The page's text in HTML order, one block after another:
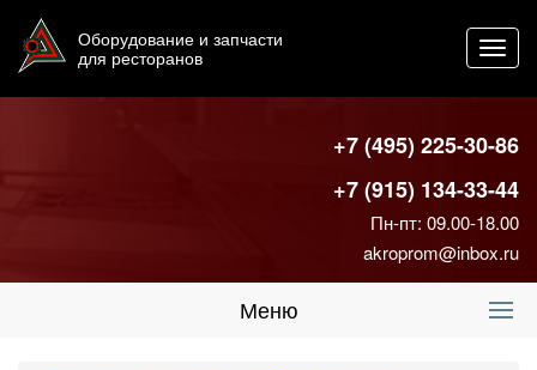
Оборудование и запчасти
для ресторанов
+7 (495) 225-30-86
+7 (915) 134-33-44
Пн-пт: 09.00-18.00
akroprom@inbox.ru
Меню